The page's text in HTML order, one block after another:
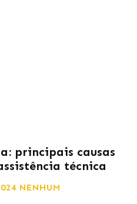
principais causas
técnica
NENHUM